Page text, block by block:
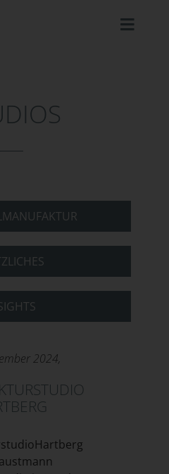
2024,